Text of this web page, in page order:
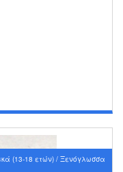
(13-18 ετών) / Ξενόγλωσσα